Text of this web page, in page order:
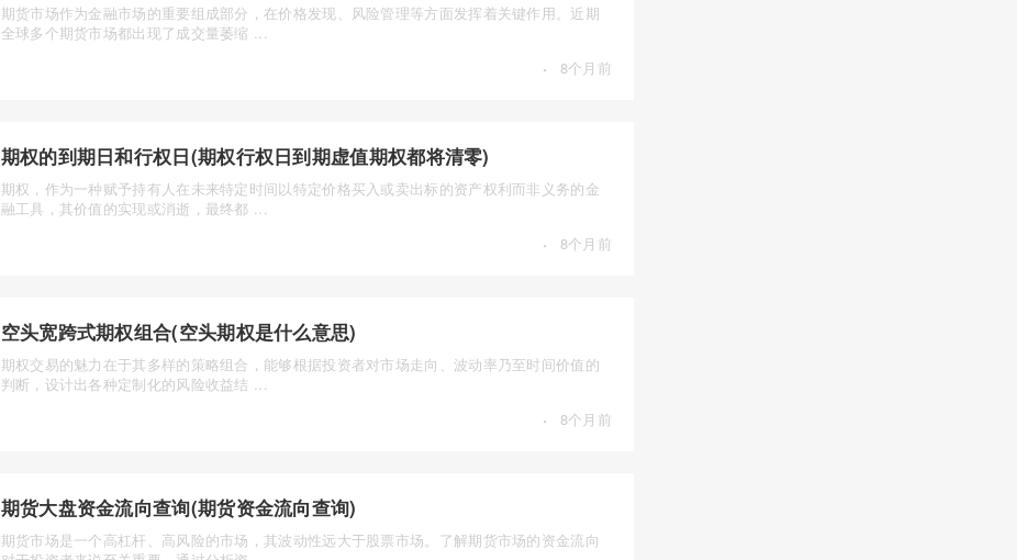
期货市场作为金融市场的重要组成部分，在价格发现、风险管理等方面发挥着关键作用。近期
全球多个期货市场都出现了成交量萎缩 ...
· 8个月前
期权的到期日和行权日(期权行权日到期虚值期权都将清零)
期权，作为一种赋予持有人在未来特定时间以特定价格买入或卖出标的资产权利而非义务的金
融工具，其价值的实现或消逝，最终都 ...
· 8个月前
空头宽跨式期权组合(空头期权是什么意思)
期权交易的魅力在于其多样的策略组合，能够根据投资者对市场走向、波动率乃至时间价值的
判断，设计出各种定制化的风险收益结 ...
· 8个月前
期货大盘资金流向查询(期货资金流向查询)
期货市场是一个高杠杆、高风险的市场，其波动性远大于股票市场。了解期货市场的资金流向